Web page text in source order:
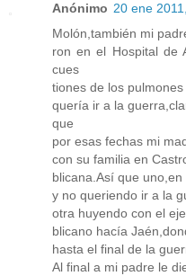
Anónimo 20 ene
Molón,también mi
ron en el Hospital de
cues
tiones de los
quería ir a la
que
por esas fechas mi
con su familia en
blicana.Así que uno,en
y no queriendo ir a la
otra huyendo con el
blicano hacía
hasta el final de la
Al final a mi padre le